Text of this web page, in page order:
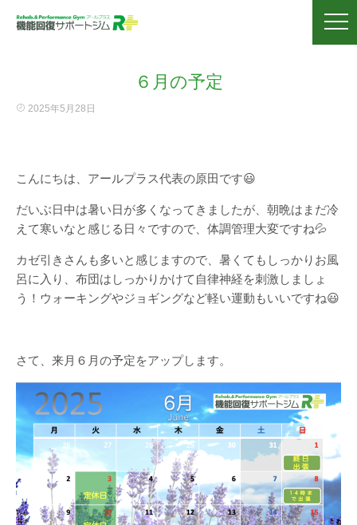
６月の予定
2025年5月28日
こんにちは、アールプラス代表の原田です😃
だいぶ日中は暑い日が多くなってきましたが、朝晩はまだ冷
えて寒いなと感じる日々ですので、体調管理大変ですね💦
カゼ引きさんも多いと感じますので、暑くてもしっかりお風
呂に入り、布団はしっかりかけて自律神経を刺激しましょ
う！ウォーキングやジョギングなど軽い運動もいいですね😃
さて、来月６月の予定をアップします。